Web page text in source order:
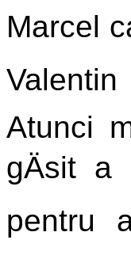
Marcel
Valentin
Atunci
gÄsit
pentru